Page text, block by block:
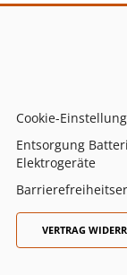
Cookie-
Entsorgung
Elektrogeräte
VERTRAG